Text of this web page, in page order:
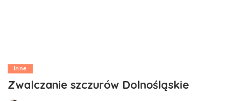
Inne
Zwalczanie szczurów Dolnośląskie